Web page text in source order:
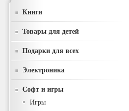
Книги
Товары для детей
Подарки для всех
Электроника
Софт и игры
Игры